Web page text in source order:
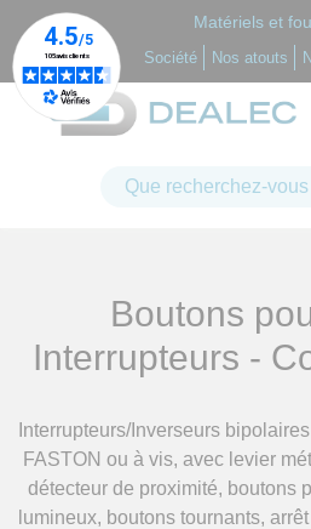
Matériels et
Société Nos atouts
Boutons
Interrupteurs -
Interrupteurs/Inverseurs
FASTON ou à vis, avec levier
détecteur de proximité, boutons
lumineux, boutons tournants,
Panneau de gestion des cookies